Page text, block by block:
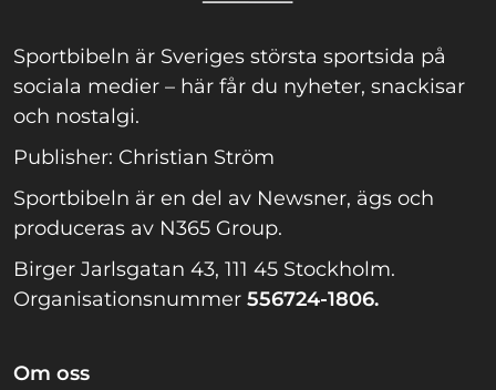
Sportbibeln är Sveriges största sportsida på
sociala medier – här får du nyheter, snackisar
och nostalgi.
Publisher: Christian Ström
Sportbibeln är en del av Newsner, ägs och
produceras av N365 Group.
Birger Jarlsgatan 43, 111 45 Stockholm.
Organisationsnummer 556724-1806.
Om oss